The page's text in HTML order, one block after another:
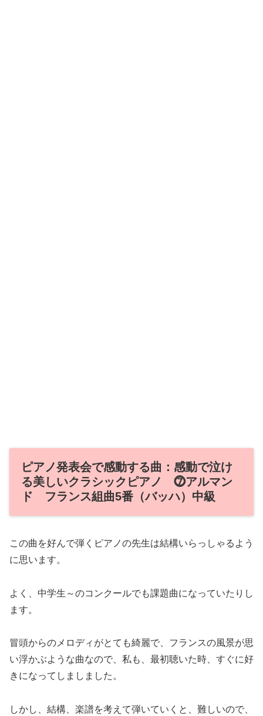
ピアノ発表会で感動する曲：感動で泣け
る美しいクラシックピアノ ⓻アルマン
ド フランス組曲5番（バッハ）中級
この曲を好んで弾くピアノの先生は結構いらっしゃるよう
に思います。
よく、中学生～のコンクールでも課題曲になっていたりし
ます。
冒頭からのメロディがとても綺麗で、フランスの風景が思
い浮かぶような曲なので、私も、最初聴いた時、すぐに好
きになってしましました。
しかし、結構、楽譜を考えて弾いていくと、難しいので、